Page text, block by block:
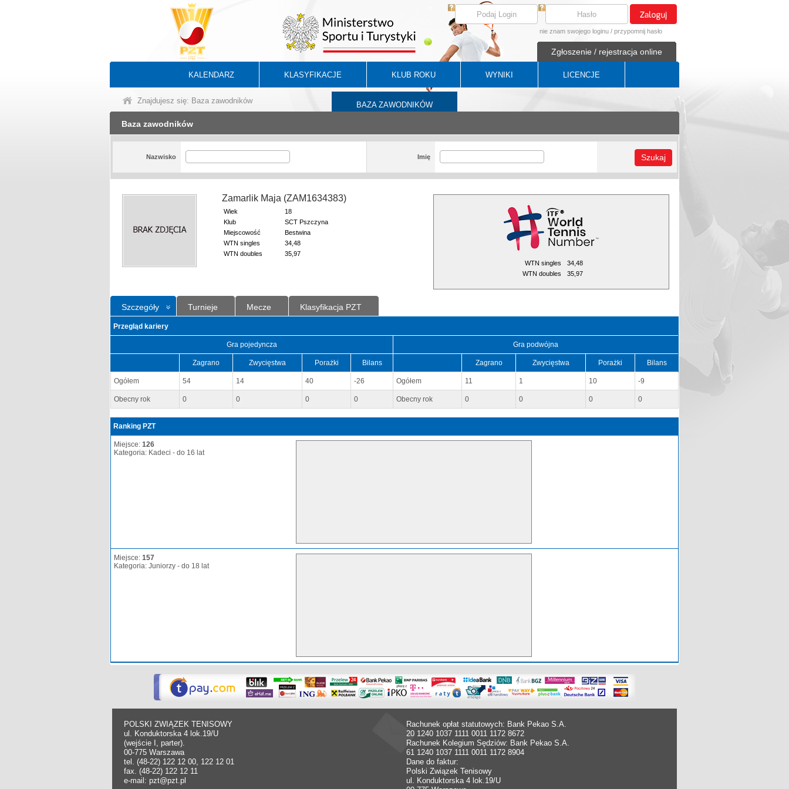
nie znam swojego loginu / przypomnij hasło
Zgłoszenie / rejestracja online
KALENDARZ KLASYFIKACJE KLUB ROKU WYNIKI LICENCJE
BAZA ZAWODNIKÓW
Znajdujesz się: Baza zawodników
Baza zawodników
Nazwisko Imię Szukaj
Zamarlik Maja (ZAM1634383)
Wiek
18
Klub
SCT Pszczyna
Miejscowość
Bestwina
WTN singles
34,48
WTN doubles
35,97
WTN singles
34,48
WTN doubles
35,97
Szczegóły Turnieje Mecze Klasyfikacja PZT
Przegląd kariery
Gra pojedyncza Gra podwójna
Zagrano Zwycięstwa Porażki Bilans Zagrano Zwycięstwa Porażki Bilans
Ogółem 54 14 40 -26 Ogółem 11 1 10 -9
Obecny rok 0 0 0 0 Obecny rok 0 0 0 0
Ranking PZT
Miejsce: 126
Kategoria: Kadeci - do 16 lat
Miejsce: 157
Kategoria: Juniorzy - do 18 lat
POLSKI ZWIĄZEK TENISOWY
ul. Konduktorska 4 lok.19/U
(wejście I, parter).
00-775 Warszawa
tel. (48-22) 122 12 00, 122 12 01
fax. (48-22) 122 12 11
e-mail: pzt@pzt.pl
Rachunek opłat statutowych: Bank Pekao S.A.
20 1240 1037 1111 0011 1172 8672
Rachunek Kolegium Sędziów: Bank Pekao S.A.
61 1240 1037 1111 0011 1172 8904
Dane do faktur:
Polski Związek Tenisowy
ul. Konduktorska 4 lok.19/U